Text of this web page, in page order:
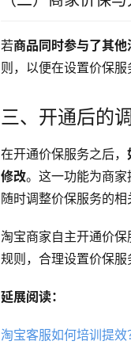
若商品同时参与了其
则，以便在设置价保
三、开通后的
在开通价保服务之后，
修改。这一功能为商家
随时调整价保服务的相
淘宝商家自主开通价
规则，合理设置价保服
延展阅读：
淘宝客服如何培训提效